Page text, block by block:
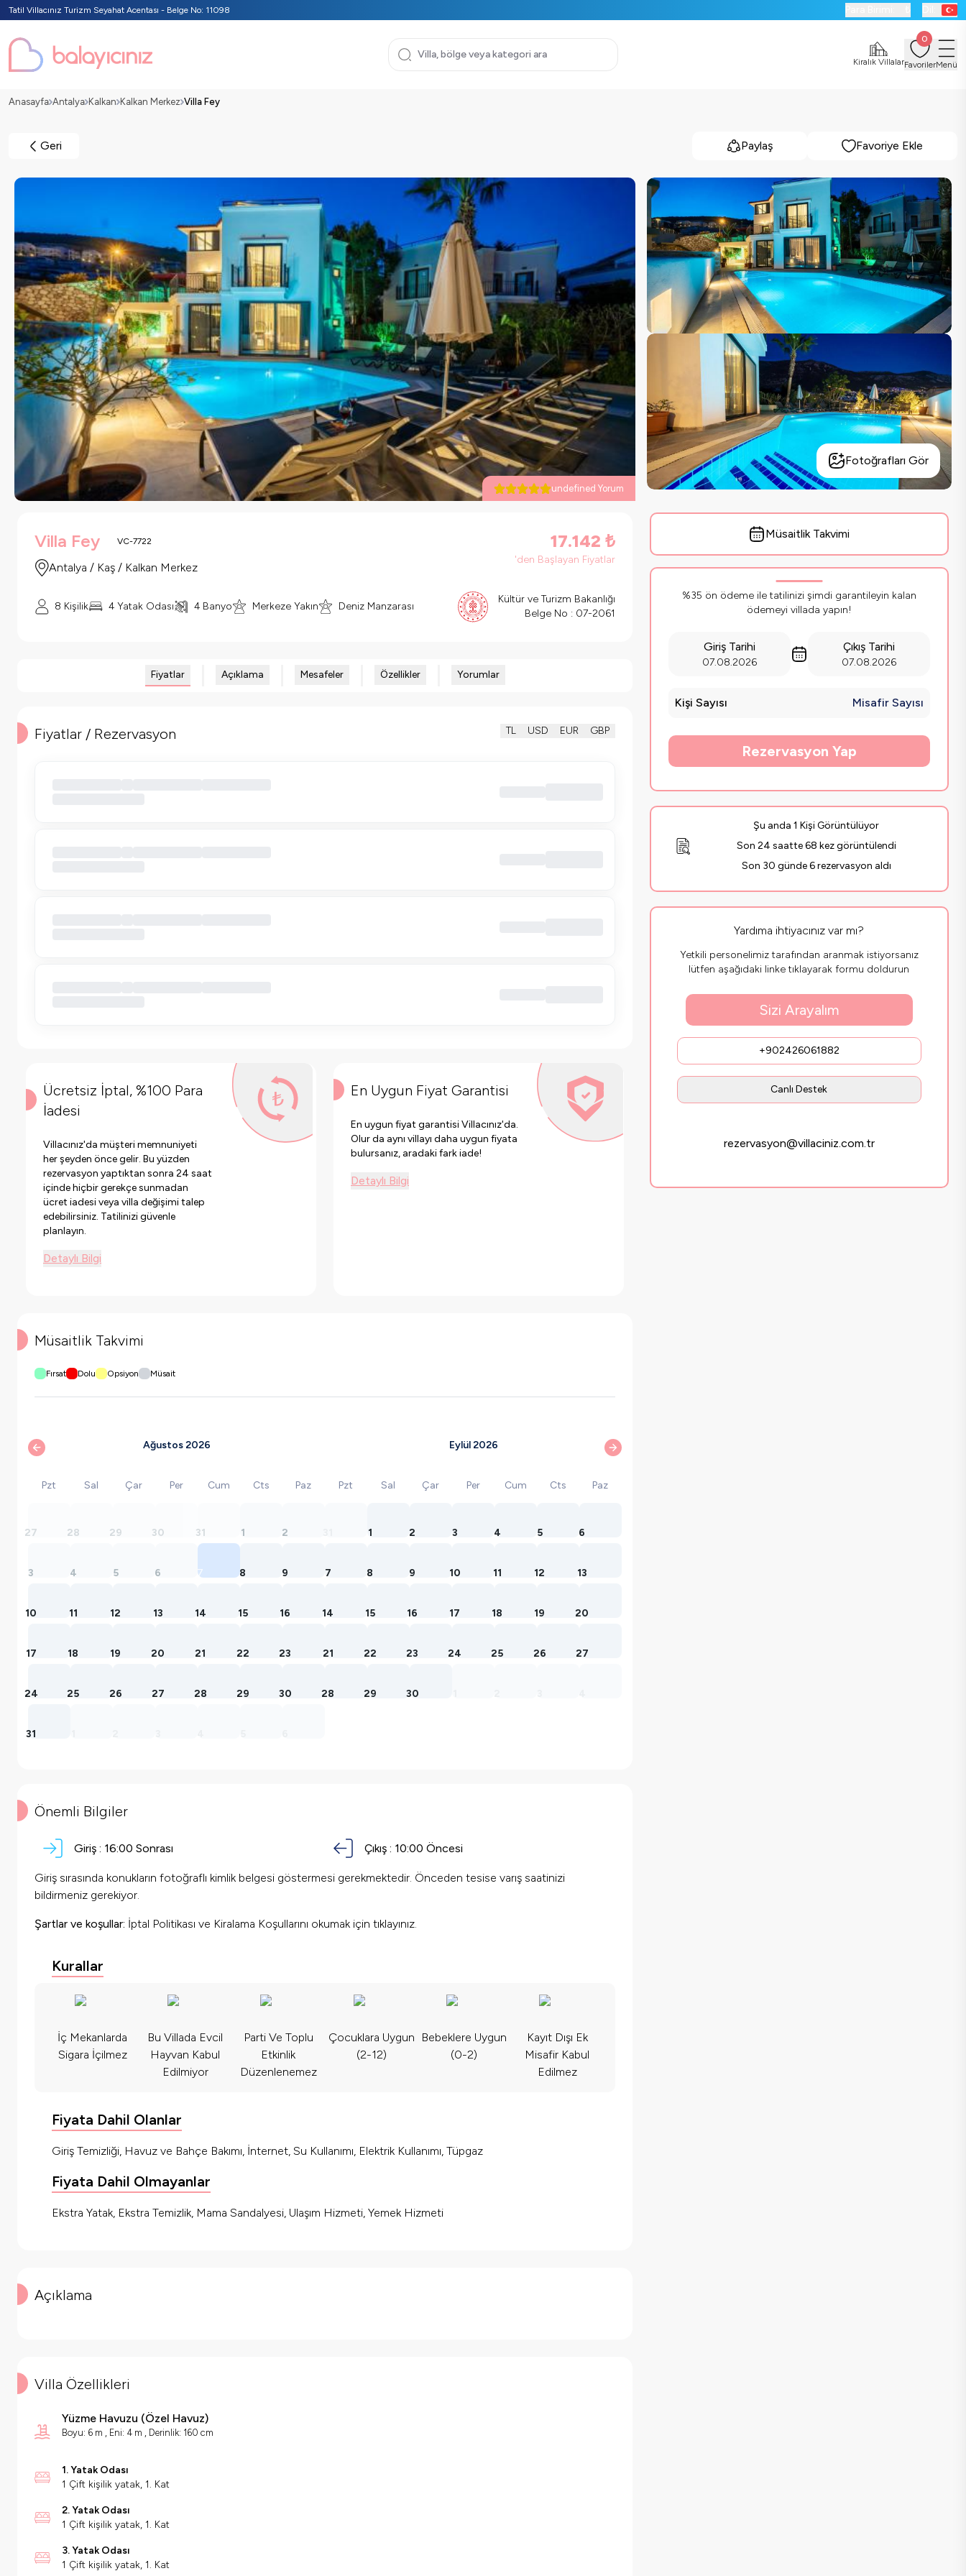
Tatil Villacınız Turizm Seyahat Acentası - Belge No: 11098
Kiralık Villalar
0
FavorilerMenü
Anasayfa Antalya Kalkan Kalkan Merkez Villa Fey
Geri Paylaş Favoriye Ekle
undefined Yorum
Fotoğrafları Gör
Villa Fey VC-7722
Antalya / Kaş / Kalkan Merkez
17.142 ₺
'den Başlayan Fiyatlar
8 Kişilik 4 Yatak Odası 4 Banyo Merkeze Yakın Deniz Manzarası
Kültür ve Turizm Bakanlığı
Belge No : 07-2061
Fiyatlar Açıklama Mesafeler Özellikler Yorumlar
Fiyatlar / Rezervasyon TL USD EUR GBP
Ücretsiz İptal, %100 Para
İadesi
Villacınız'da müşteri memnuniyeti
her şeyden önce gelir. Bu yüzden
rezervasyon yaptıktan sonra 24 saat
içinde hiçbir gerekçe sunmadan
ücret iadesi veya villa değişimi talep
edebilirsiniz. Tatilinizi güvenle
planlayın.
Detaylı Bilgi
En Uygun Fiyat Garantisi
En uygun fiyat garantisi Villacınız'da.
Olur da aynı villayı daha uygun fiyata
bulursanız, aradaki fark iade!
Detaylı Bilgi
Müsaitlik Takvimi
Fırsat Dolu Opsiyon Müsait
Ağustos 2026
Pzt Sal Çar Per Cum Cts Paz
27 28 29 30 31 1 2
3 4 5 6 7 8 9
10 11 12 13 14 15 16
17 18 19 20 21 22 23
24 25 26 27 28 29 30
31
Eylül 2026
Pzt Sal Çar Per Cum Cts Paz
1 2 3 4 5 6
7 8 9 10 11 12 13
14 15 16 17 18 19 20
21 22 23 24 25 26 27
28 29 30
Önemli Bilgiler
Giriş : 16:00 Sonrası Çıkış : 10:00 Öncesi
Giriş sırasında konukların fotoğraflı kimlik belgesi göstermesi gerekmektedir. Önceden tesise varış saatinizi
bildirmeniz gerekiyor.
Şartlar ve koşullar: İptal Politikası ve Kiralama Koşullarını okumak için tıklayınız.
Kurallar
İç Mekanlarda
Sigara İçilmez
Bu Villada Evcil
Hayvan Kabul
Edilmiyor
Parti Ve Toplu
Etkinlik
Düzenlenemez
Çocuklara Uygun
(2-12)
Bebeklere Uygun
(0-2)
Kayıt Dışı Ek
Misafir Kabul
Edilmez
Fiyata Dahil Olanlar
Giriş Temizliği, Havuz ve Bahçe Bakımı, İnternet, Su Kullanımı, Elektrik Kullanımı, Tüpgaz
Fiyata Dahil Olmayanlar
Ekstra Yatak, Ekstra Temizlik, Mama Sandalyesi, Ulaşım Hizmeti, Yemek Hizmeti
Açıklama
Villa Özellikleri
Yüzme Havuzu (Özel Havuz)
Boyu: 6 m , Eni: 4 m , Derinlik: 160 cm
1. Yatak Odası
1 Çift kişilik yatak, 1. Kat
2. Yatak Odası
1 Çift kişilik yatak, 1. Kat
3. Yatak Odası
1 Çift kişilik yatak, 1. Kat
Müsaitlik Takvimi
%35 ön ödeme ile tatilinizi şimdi garantileyin kalan
ödemeyi villada yapın!
Giriş Tarihi
07.08.2026
Çıkış Tarihi
07.08.2026
Kişi Sayısı Misafir Sayısı
Rezervasyon Yap
Şu anda 1 Kişi Görüntülüyor
Son 24 saatte 68 kez görüntülendi
Son 30 günde 6 rezervasyon aldı
Yardıma ihtiyacınız var mı?
Yetkili personelimiz tarafından aranmak istiyorsanız
lütfen aşağıdaki linke tıklayarak formu doldurun
Sizi Arayalım
+902426061882
Canlı Destek
rezervasyon@villaciniz.com.tr